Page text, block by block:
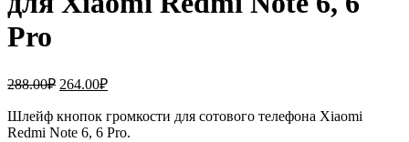
Pro
288.00₽ Первоначальная
составляла
288.00₽.
264.00₽Текущая
264.00₽.
Шлейф кнопок громкости для сотового телефона Xiaomi
Redmi Note 6, 6 Pro.